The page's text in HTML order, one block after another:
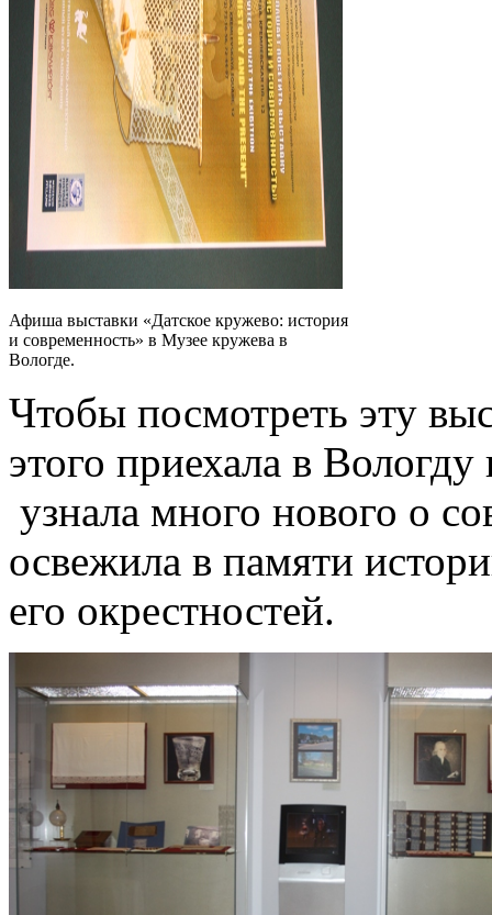
Афиша выставки «Датское кружево: история
и современность» в Музее кружева в
Вологде.
Чтобы посмотреть эту
этого приехала в Вологду
узнала много нового о
освежила в памяти
его окрестностей.